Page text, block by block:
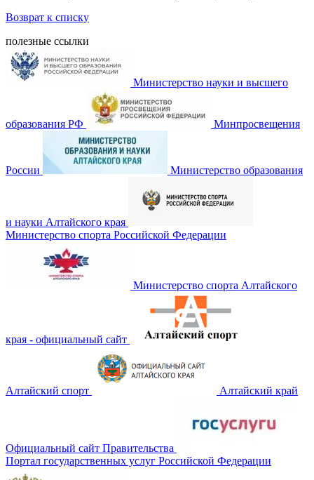
Возврат к списку
полезные ссылки
Министерство науки и высшего
образования РФ Минпросвещения
России Министерство образования
и науки Алтайского края
Министерство спорта Российской Федерации
Министерство спорта Алтайского
края - официальный сайт
Алтайский спорт Алтайский край
Официальный сайт Правительства
Портал государственных услуг Российской Федерации